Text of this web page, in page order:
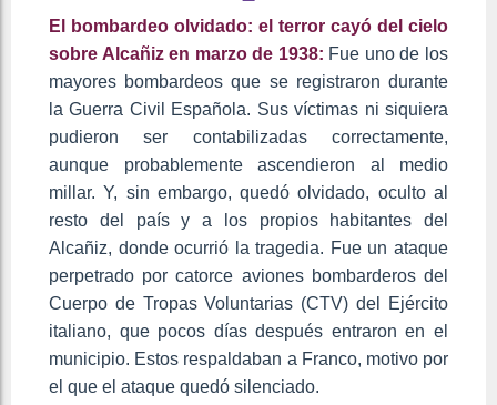
El bombardeo olvidado: el terror cayó del cielo
sobre Alcañiz en marzo de 1938: Fue uno de los
mayores bombardeos que se registraron durante
la Guerra Civil Española. Sus víctimas ni siquiera
pudieron ser contabilizadas correctamente,
aunque probablemente ascendieron al medio
millar. Y, sin embargo, quedó olvidado, oculto al
resto del país y a los propios habitantes del
Alcañiz, donde ocurrió la tragedia. Fue un ataque
perpetrado por catorce aviones bombarderos del
Cuerpo de Tropas Voluntarias (CTV) del Ejército
italiano, que pocos días después entraron en el
municipio. Estos respaldaban a Franco, motivo por
el que el ataque quedó silenciado.